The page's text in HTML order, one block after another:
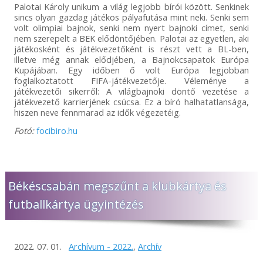
Palotai Károly unikum a világ legjobb bírói között. Senkinek
sincs olyan gazdag játékos pályafutása mint neki. Senki sem
volt olimpiai bajnok, senki nem nyert bajnoki címet, senki
nem szerepelt a BEK elődöntőjében. Palotai az egyetlen, aki
játékosként és játékvezetőként is részt vett a BL-ben,
illetve még annak elődjében, a Bajnokcsapatok Európa
Kupájában. Egy időben ő volt Európa legjobban
foglalkoztatott FIFA-játékvezetője. Véleménye a
játékvezetői sikerről: A világbajnoki döntő vezetése a
játékvezető karrierjének csúcsa. Ez a bíró halhatatlansága,
hiszen neve fennmarad az idők végezetéig.
Fotó: focibiro.hu
Békéscsabán megszűnt a klubkártya és
futballkártya ügyintézés
2022. 07. 01. Archívum - 2022., Archív